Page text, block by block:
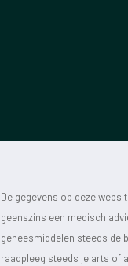
De gegevens op deze
geenszins een medisch
geneesmiddelen steeds de
raadpleeg steeds je arts of